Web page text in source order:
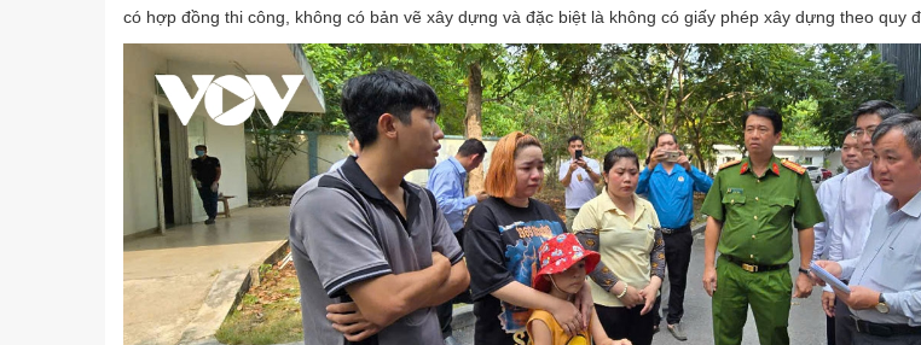
có hợp đồng thi công, không có bản vẽ xây dựng và đặc biệt là không có giấy phép xây dựng theo quy